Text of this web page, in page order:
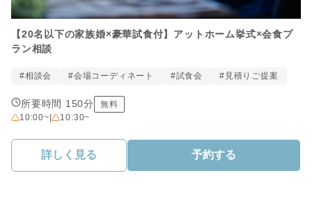
【20名以下の家族婚×豪華試食付】アットホーム挙式×会食プ
ラン相談
#相談会 #会場コーディネート #試食会 #見積りご提案
所要時間 150分
無料
10:00~| 10:30~
詳しく見る 予約する